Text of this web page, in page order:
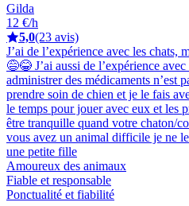
Gilda
12 €/h
5,0(23 avis)
J’ai de l’expérience avec les
😅😂 J’ai aussi de l’expérience
administrer des médicaments n’est
prendre soin de chien et je le fais
le temps pour jouer avec eux et les
être tranquille quand votre chaton/
vous avez un animal difficile je ne
une petite fille
Amoureux des animaux
Fiable et responsable
Ponctualité et fiabilité